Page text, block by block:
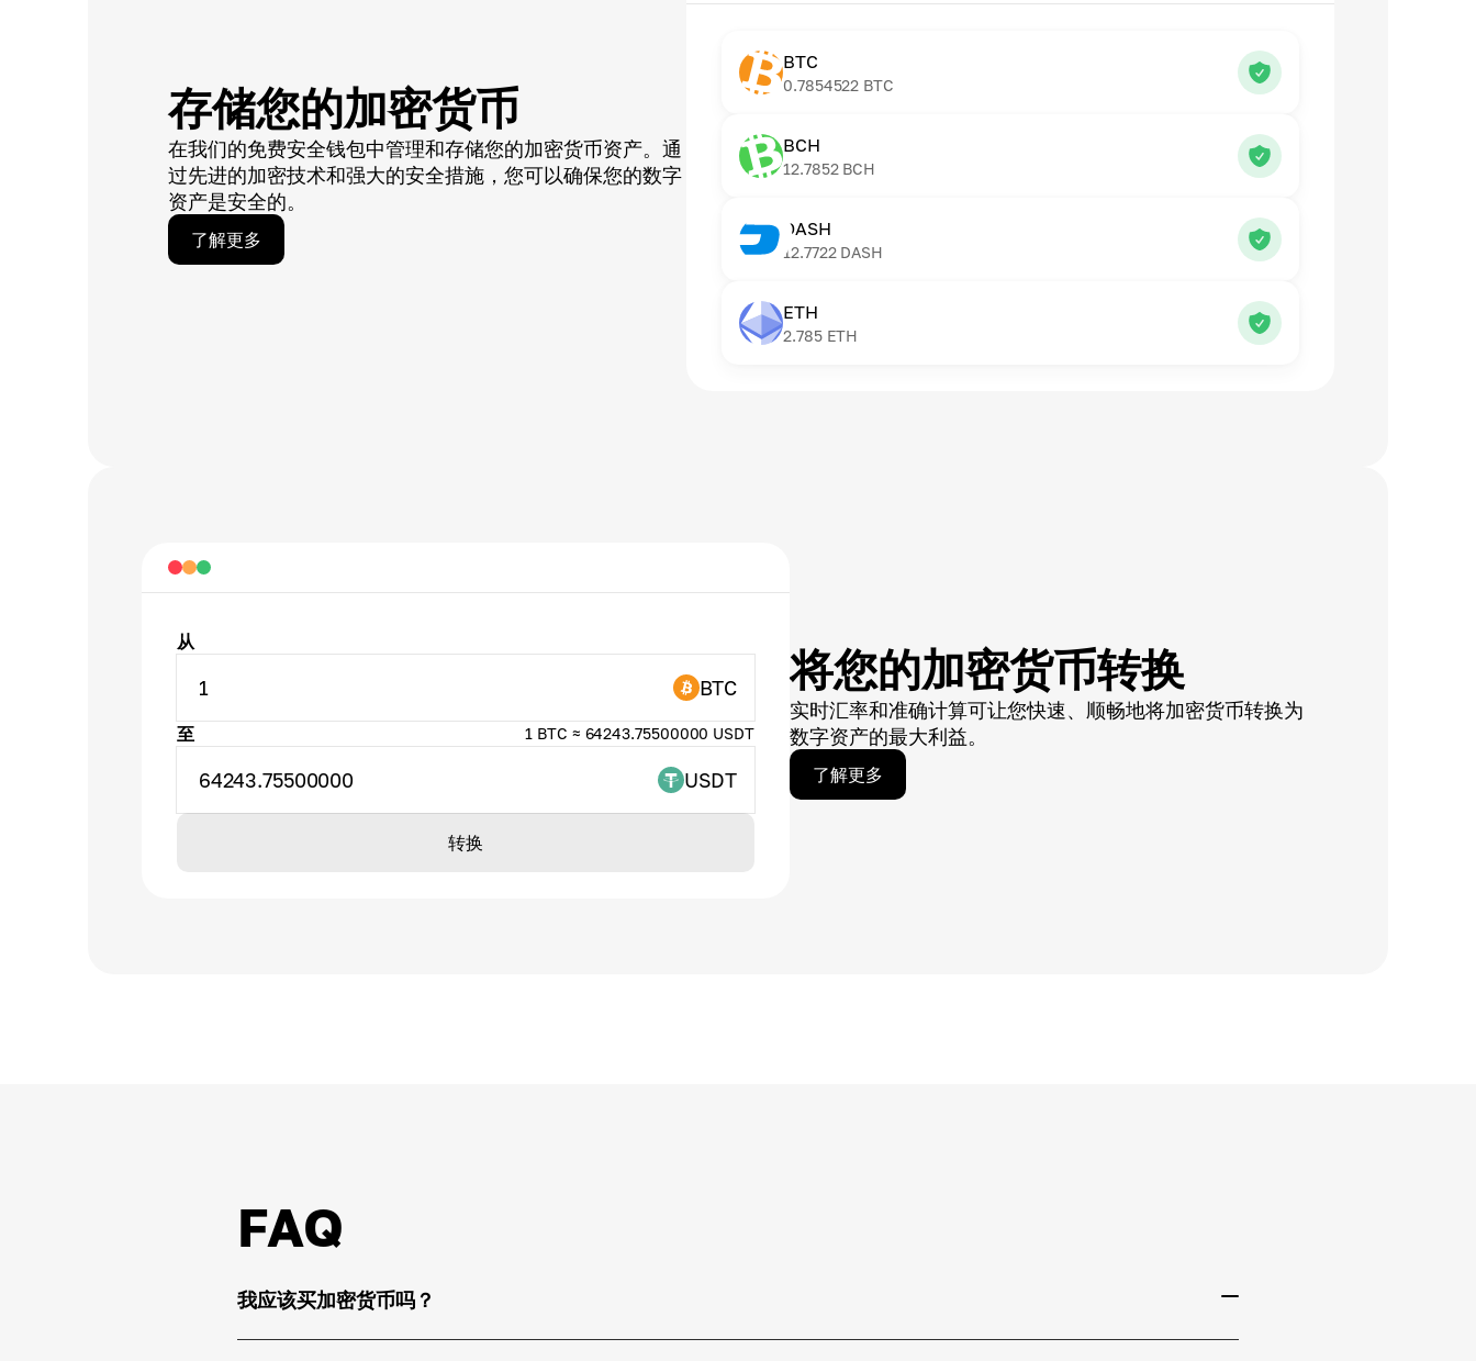
存储您的加密货币
在我们的免费安全钱包中管理和存储您的加密货币资产。通
过先进的加密技术和强大的安全措施，您可以确保您的数字
资产是安全的。
了解更多
BTC
0.7854522 BTC
BCH
12.7852 BCH
DASH
12.7722 DASH
ETH
2.785 ETH
将您的加密货币转换
实时汇率和准确计算可让您快速、顺畅地将加密货币转换为
数字资产的最大利益。
了解更多
从
1 BTC
至 1 BTC ≈ 64243.75500000 USDT
64243.75500000 USDT
转换
FAQ
我应该买加密货币吗？